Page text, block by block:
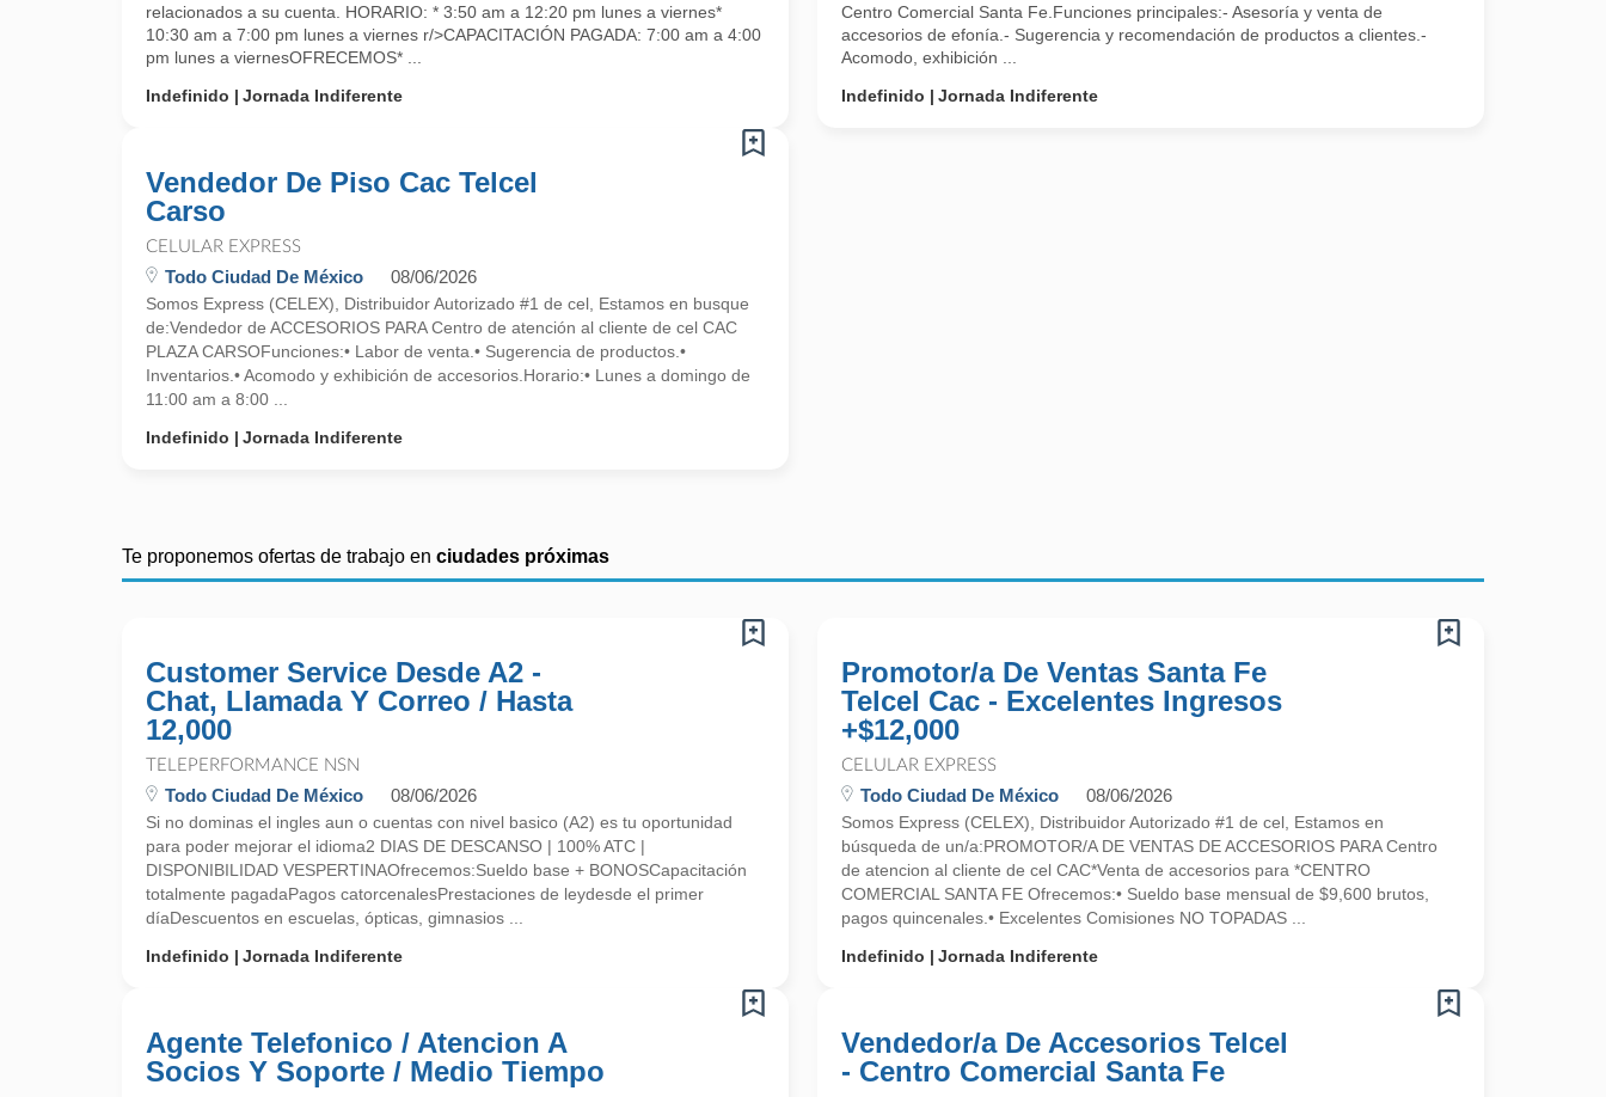
relacionados a su cuenta. HORARIO: * 3:50 am a 12:20 pm lunes a viernes*
10:30 am a 7:00 pm lunes a viernes r/>CAPACITACIÓN PAGADA: 7:00 am a 4:00
pm lunes a viernesOFRECEMOS* ...
Indefinido
Jornada Indiferente
Centro Comercial Santa Fe.Funciones principales:- Asesoría y venta de
accesorios de efonía.- Sugerencia y recomendación de productos a clientes.-
Acomodo, exhibición ...
Indefinido
Jornada Indiferente
Vendedor De Piso Cac Telcel
Carso
CELULAR EXPRESS
Todo Ciudad De México 08/06/2026
Somos Express (CELEX), Distribuidor Autorizado #1 de cel, Estamos en busque
de:Vendedor de ACCESORIOS PARA Centro de atención al cliente de cel CAC
PLAZA CARSOFunciones:• Labor de venta.• Sugerencia de productos.•
Inventarios.• Acomodo y exhibición de accesorios.Horario:• Lunes a domingo de
11:00 am a 8:00 ...
Indefinido
Jornada Indiferente
Te proponemos ofertas de trabajo en ciudades próximas
Customer Service Desde A2 -
Chat, Llamada Y Correo / Hasta
12,000
TELEPERFORMANCE NSN
Todo Ciudad De México 08/06/2026
Si no dominas el ingles aun o cuentas con nivel basico (A2) es tu oportunidad
para poder mejorar el idioma2 DIAS DE DESCANSO | 100% ATC |
DISPONIBILIDAD VESPERTINAOfrecemos:Sueldo base + BONOSCapacitación
totalmente pagadaPagos catorcenalesPrestaciones de leydesde el primer
díaDescuentos en escuelas, ópticas, gimnasios ...
Indefinido
Jornada Indiferente
Promotor/a De Ventas Santa Fe
Telcel Cac - Excelentes Ingresos
+$12,000
CELULAR EXPRESS
Todo Ciudad De México 08/06/2026
Somos Express (CELEX), Distribuidor Autorizado #1 de cel, Estamos en
búsqueda de un/a:PROMOTOR/A DE VENTAS DE ACCESORIOS PARA Centro
de atencion al cliente de cel CAC*Venta de accesorios para *CENTRO
COMERCIAL SANTA FE Ofrecemos:• Sueldo base mensual de $9,600 brutos,
pagos quincenales.• Excelentes Comisiones NO TOPADAS ...
Indefinido
Jornada Indiferente
Agente Telefonico / Atencion A
Socios Y Soporte / Medio Tiempo
Vendedor/a De Accesorios Telcel
- Centro Comercial Santa Fe